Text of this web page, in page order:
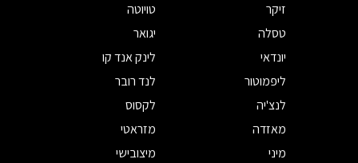
זיקר
טויוטה
טסלה
יגואר
יונדאי
לינק אנד קו
ליפמוטור
לנד רובר
לנצ'יה
לקסוס
מאזדה
מזראטי
מיני
מיצובישי